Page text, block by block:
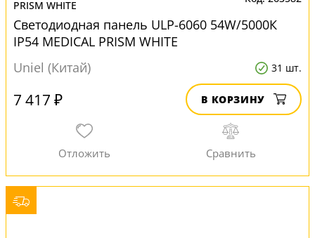
PRISM WHITE
Светодиодная панель ULP-6060 54W/5000К
IP54 MEDICAL PRISM WHITE
Uniel (Китай)
31 шт.
7 417 ₽ В КОРЗИНУ